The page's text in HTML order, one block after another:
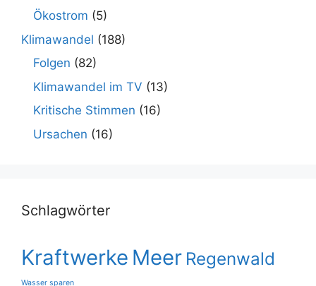
Ökostrom (5)
Klimawandel (188)
Folgen (82)
Klimawandel im TV (13)
Kritische Stimmen (16)
Ursachen (16)
Schlagwörter
Kraftwerke Meer Regenwald
Wasser sparen